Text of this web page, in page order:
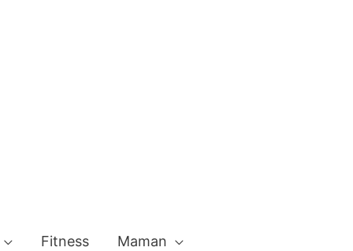
Fitness Maman